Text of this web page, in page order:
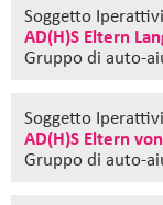
Soggetto
AD(H)S Eltern
Gruppo di auto-
Soggetto
AD(H)S Eltern
Gruppo di auto-